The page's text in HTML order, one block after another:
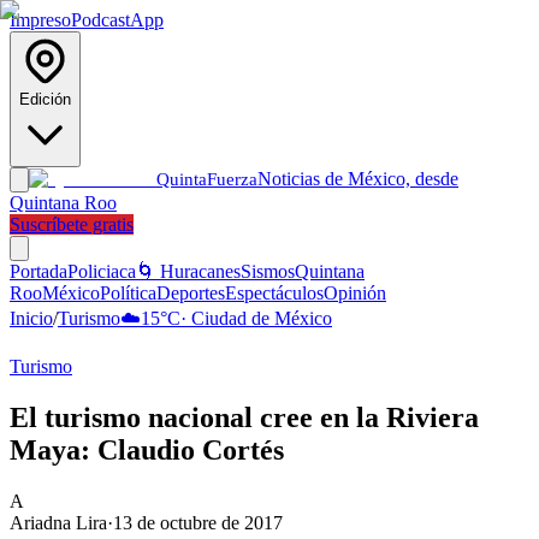
ImpresoPodcastApp
Edición
QuintaFuerzaNoticias de México, desde
Quintana Roo
Suscríbete gratis
PortadaPoliciaca 🌀 HuracanesSismosQuintana
RooMéxicoPolíticaDeportesEspectáculosOpinión
Inicio/Turismo☁️15°C· Ciudad de México
Turismo
El turismo nacional cree en la Riviera
Maya: Claudio Cortés
A
Ariadna Lira·13 de octubre de 2017